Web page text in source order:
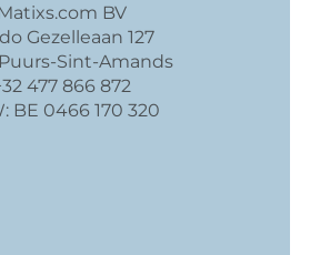
BV
Gezelleaan 127
Sint-Amands
477 866 872
BE 0466 170 320